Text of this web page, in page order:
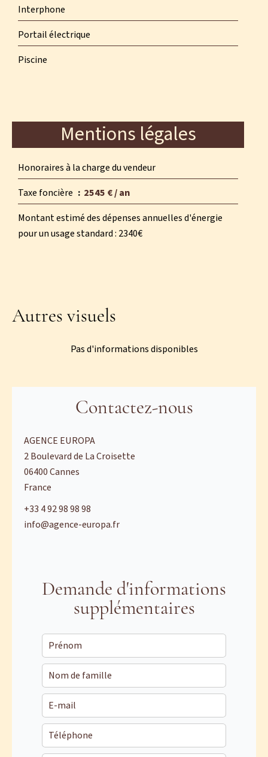
Interphone
Portail électrique
Piscine
Mentions légales
Honoraires à la charge du vendeur
Taxe foncière
2545 € / an
Montant estimé des dépenses annuelles d'énergie
pour un usage standard : 2340€
Autres visuels
Pas d'informations disponibles
Contactez-nous
AGENCE EUROPA
2 Boulevard de La Croisette
06400Cannes
France
+33 4 92 98 98 98
info@agence-europa.fr
Demande d'informations
supplémentaires